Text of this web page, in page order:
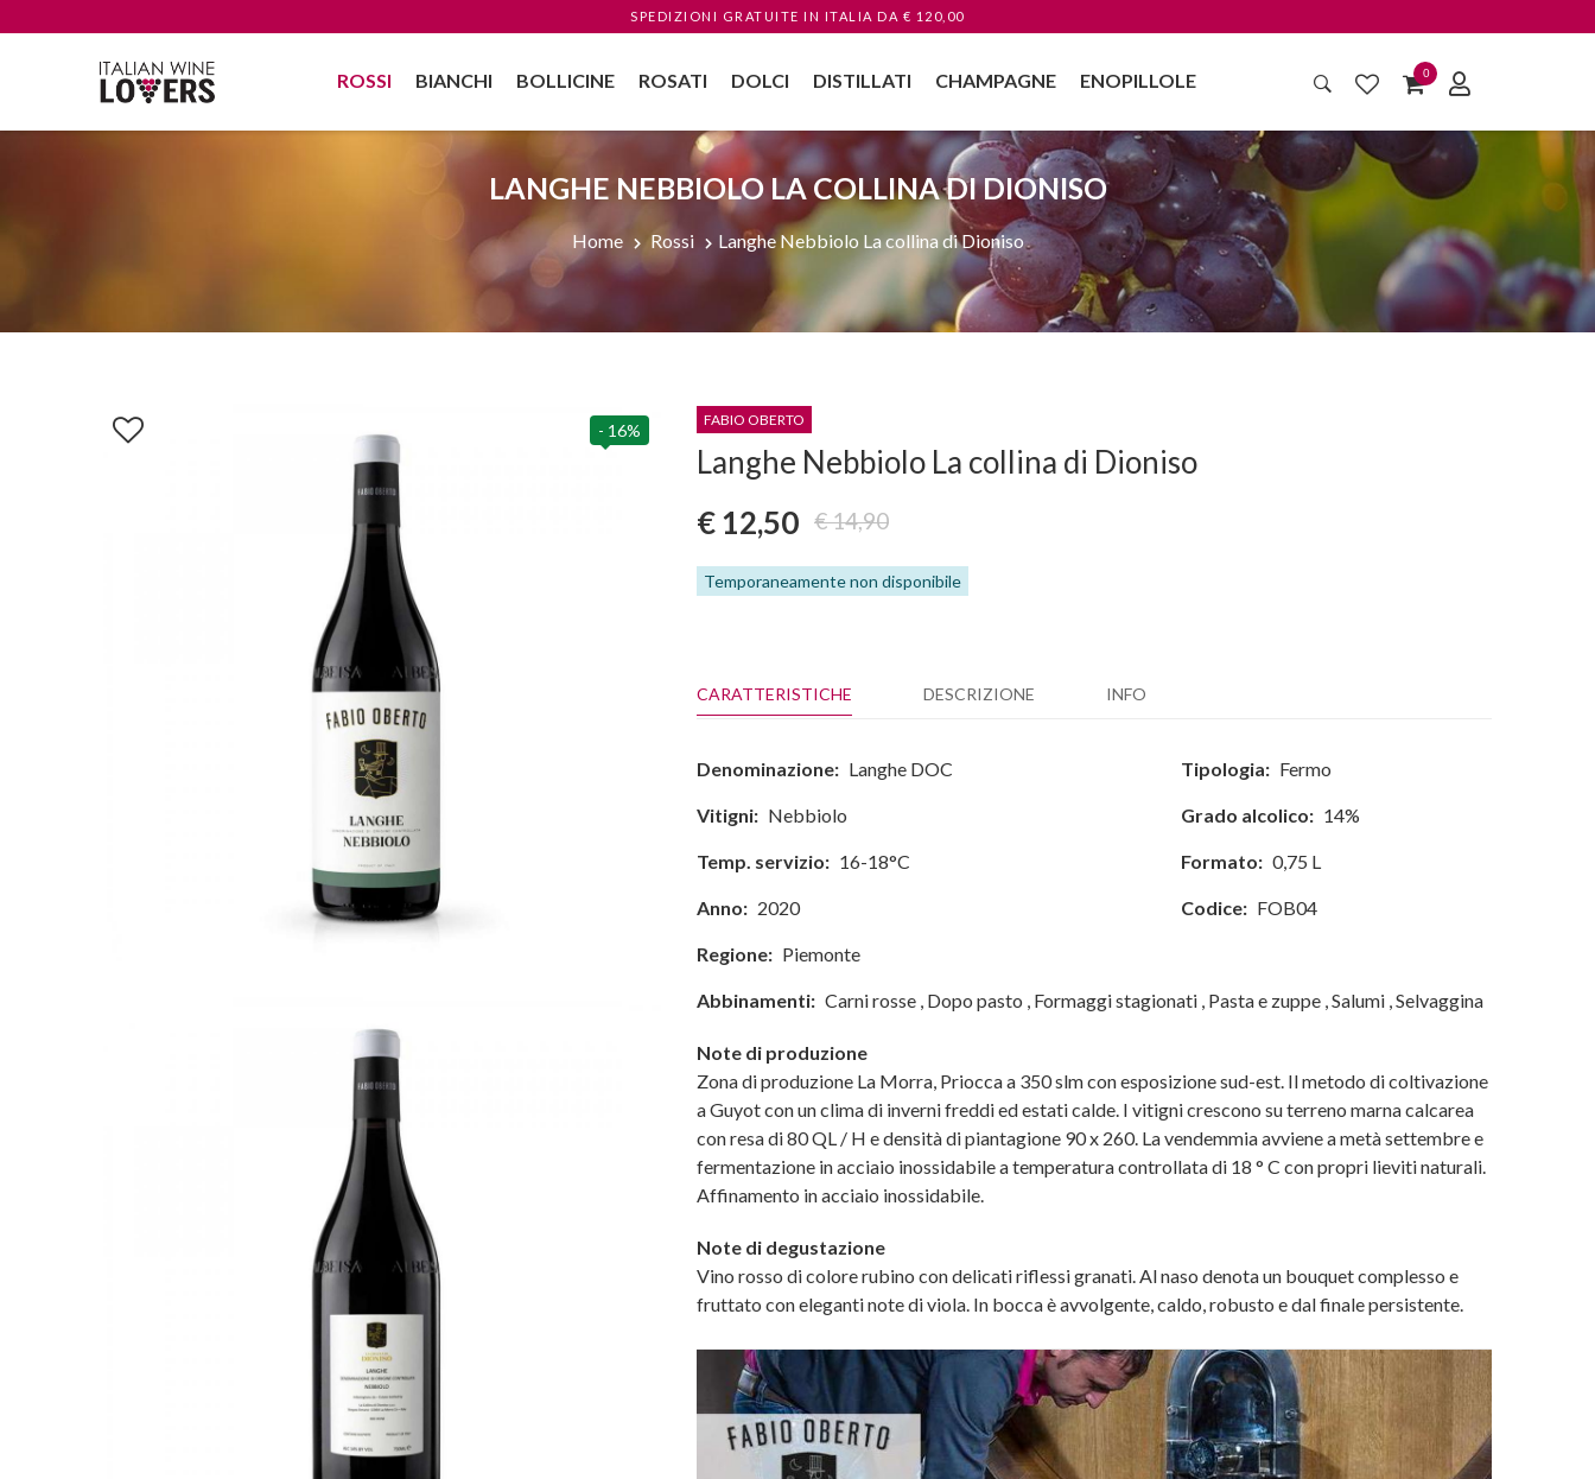
SPEDIZIONI GRATUITE IN ITALIA DA € 120,00
ROSSI BIANCHI BOLLICINE ROSATI DOLCI DISTILLATI CHAMPAGNE ENOPILLOLE 0
LANGHE NEBBIOLO LA COLLINA DI DIONISO
Home Rossi Langhe Nebbiolo La collina di Dioniso
- 16%
FABIO OBERTO
Langhe Nebbiolo La collina di Dioniso
€ 12,50 € 14,90
Temporaneamente non disponibile
CARATTERISTICHE DESCRIZIONE INFO
Denominazione: Langhe DOC
Vitigni: Nebbiolo
Temp. servizio: 16-18°C
Anno: 2020
Regione: Piemonte
Tipologia: Fermo
Grado alcolico: 14%
Formato: 0,75 L
Codice: FOB04
Abbinamenti: Carni rosse , Dopo pasto , Formaggi stagionati , Pasta e zuppe ,Salumi ,Selvaggina
Note di produzione
Zona di produzione La Morra, Priocca a 350 slm con esposizione sud-est. Il metodo di coltivazione
a Guyot con un clima di inverni freddi ed estati calde. I vitigni crescono su terreno marna calcarea
con resa di 80 QL / H e densità di piantagione 90 x 260. La vendemmia avviene a metà settembre e
fermentazione in acciaio inossidabile a temperatura controllata di 18 ° C con propri lieviti naturali.
Affinamento in acciaio inossidabile.
Note di degustazione
Vino rosso di colore rubino con delicati riflessi granati. Al naso denota un bouquet complesso e
fruttato con eleganti note di viola. In bocca è avvolgente, caldo, robusto e dal finale persistente.